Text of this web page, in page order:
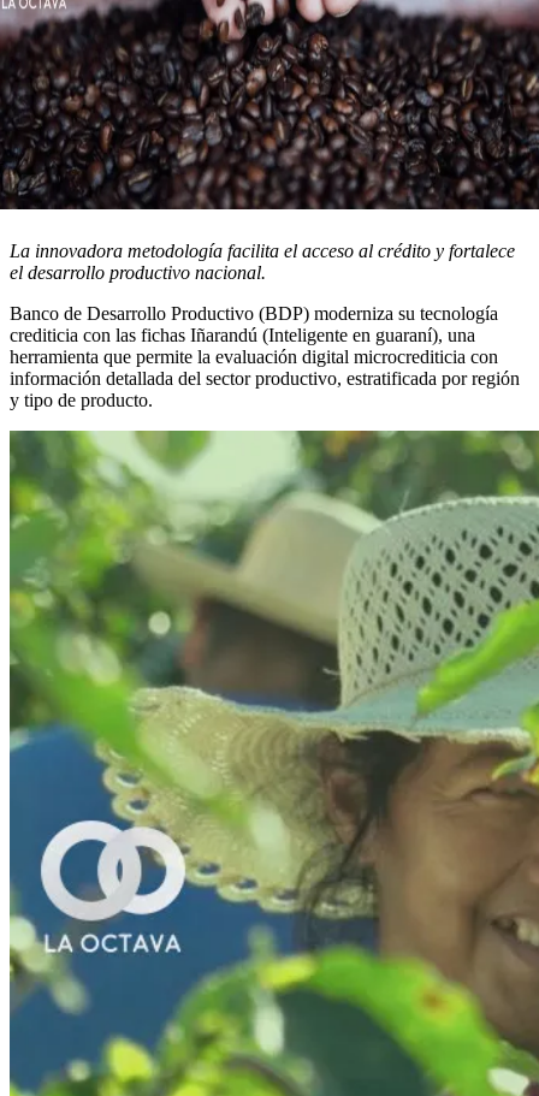
La innovadora metodología facilita el acceso al crédito y fortalece
el desarrollo productivo nacional.
Banco de Desarrollo Productivo (BDP) moderniza su tecnología
crediticia con las fichas Iñarandú (Inteligente en guaraní), una
herramienta que permite la evaluación digital microcrediticia con
información detallada del sector productivo, estratificada por región
y tipo de producto.